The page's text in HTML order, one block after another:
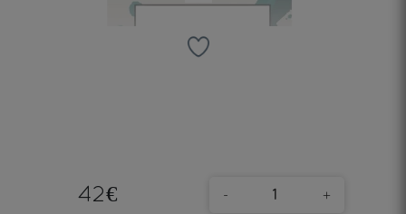
42€ - +